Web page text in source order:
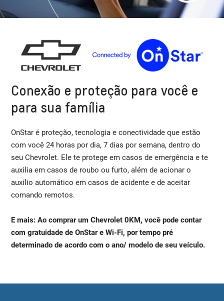
Conexão e proteção para você e
para sua família
OnStar é proteção, tecnologia e conectividade que estão
com você 24 horas por dia, 7 dias por semana, dentro do
seu Chevrolet. Ele te protege em casos de emergência e te
auxilia em casos de roubo ou furto, além de acionar o
auxílio automático em casos de acidente e de aceitar
comando remotos.
E mais: Ao comprar um Chevrolet 0KM, você pode contar
com gratuidade de OnStar e Wi-Fi, por tempo pré
determinado de acordo com o ano/ modelo de seu veículo.